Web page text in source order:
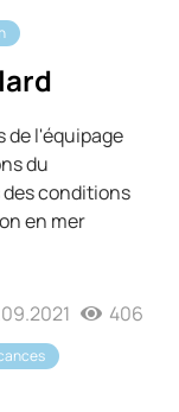
de l'équipage
du
des conditions
en mer
406